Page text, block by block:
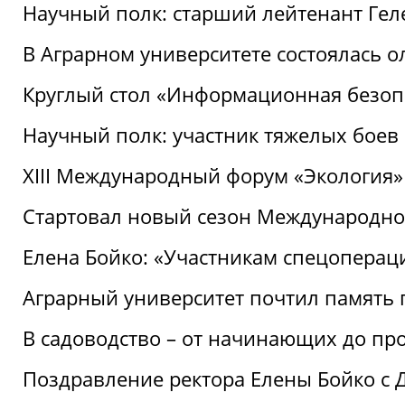
Научный полк: старший лейтенант
В Аграрном университете состоялась
Круглый стол «Информационная
Научный полк: участник тяжелых
XIII Международный форум
Стартовал новый сезон
Елена Бойко: «Участникам
Аграрный университет почтил
В садоводство – от начинающих до
Поздравление ректора Елены Бойко